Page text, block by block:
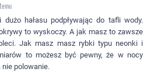
dużo hałasu podpływając do tafli wody.
to wyskoczy. A jak masz to zawsze
Jak masz masz rybki typu neonki i
to możesz być pewny, że w nocy
nie polowanie.